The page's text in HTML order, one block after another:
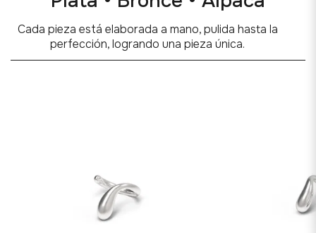
Cada pieza está elaborada a mano, pulida hasta la
perfección, logrando una pieza única.